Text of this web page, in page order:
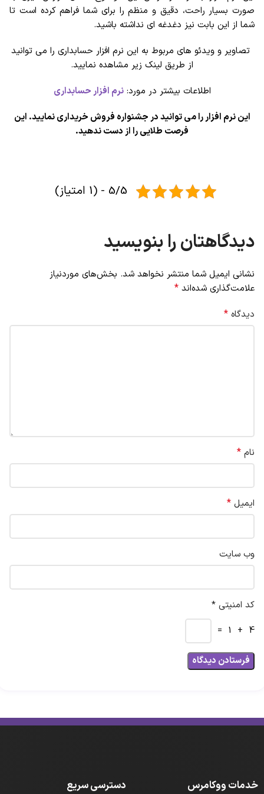
صورت بسیار راحت، دقیق و منظم را برای شما فراهم کرده است تا
شما از این بابت نیز دغدغه ای نداشته باشید.
تصاویر و ویدئو های مربوط به این نرم افزار حسابداری را می توانید
از طریق لینک زیر مشاهده نمایید.
اطلاعات بیشتر در مورد:نرم افزار حسابداری
این نرم افزار را می توانید در جشنواره فروش خریداری نمایید. این
فرصت طلایی را از دست ندهید.
5/5 - (1 امتیاز)
دیدگاهتان را بنویسید
نشانی ایمیل شما منتشر نخواهد شد. بخش‌های موردنیاز
علامت‌گذاری شده‌اند *
دیدگاه *
نام *
ایمیل *
وب‌ سایت
کد امنیتی *
4 + 1 =
خدمات ووکامرس دسترسی سریع